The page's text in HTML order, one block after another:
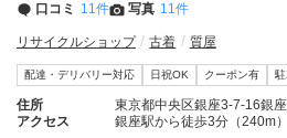
口コミ 11件 写真 11件
リサイクルショップ 古着 質屋
配達・デリバリー対応 日祝OK クーポン有
住所
東京都中央区銀座3-7-16銀
アクセス
銀座駅から徒歩3分（240m）